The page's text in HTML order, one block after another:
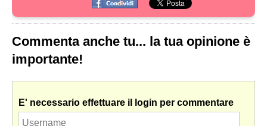
Commenta anche tu... la tua opinione è
importante!
E' necessario effettuare il login per commentare